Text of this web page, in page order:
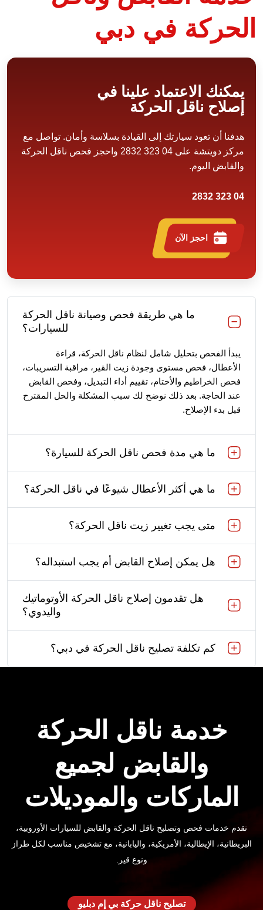
الحركة في دبي
ما هي طريقة فحص وصيانة ناقل الحركة
للسيارات؟
يبدأ الفحص بتحليل شامل لنظام ناقل الحركة، قراءة
الأعطال، فحص مستوى وجودة زيت القير، مراقبة التسريبات،
فحص الخراطيم والأختام، تقييم أداء التبديل، وفحص القابض
عند الحاجة. بعد ذلك نوضح لك سبب المشكلة والحل المقترح
قبل بدء الإصلاح.
ما هي مدة فحص ناقل الحركة للسيارة؟
ما هي أكثر الأعطال شيوعًا في ناقل الحركة؟
متى يجب تغيير زيت ناقل الحركة؟
هل يمكن إصلاح القابض أم يجب استبداله؟
هل تقدمون إصلاح ناقل الحركة الأوتوماتيك
واليدوي؟
كم تكلفة تصليح ناقل الحركة في دبي؟
يمكنك الاعتماد علينا في
إصلاح ناقل الحركة
هدفنا أن تعود سيارتك إلى القيادة بسلاسة وأمان. تواصل مع
مركز دويتشة على 04 323 2832 واحجز فحص ناقل الحركة
والقابض اليوم.
04 323 2832
احجز الآن
خدمة ناقل الحركة
والقابض لجميع
الماركات والموديلات
نقدم خدمات فحص وتصليح ناقل الحركة والقابض للسيارات الأوروبية،
البريطانية، الإيطالية، الأمريكية، واليابانية، مع تشخيص مناسب لكل طراز
ونوع قير.
تصليح ناقل حركة بي إم دبليو